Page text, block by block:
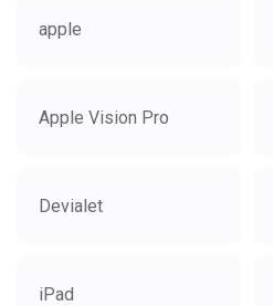
apple
Apple Vision Pro
Devialet
iPad